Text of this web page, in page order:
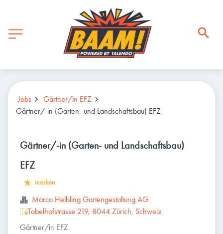
Jobs
Gärtner/in EFZ
Gärtner/-in (Garten- und Landschaftsbau) EFZ
Gärtner/-in (Garten- und Landschaftsbau)
EFZ
merken
Marco Helbling Gartengestaltung AG
Tobelhofstrasse 219, 8044 Zürich, Schweiz
Gärtner/in EFZ